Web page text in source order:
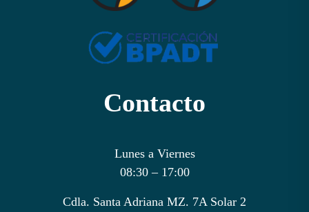
Contacto
Lunes a Viernes
08:30 – 17:00
Cdla. Santa Adriana MZ. 7A Solar 2